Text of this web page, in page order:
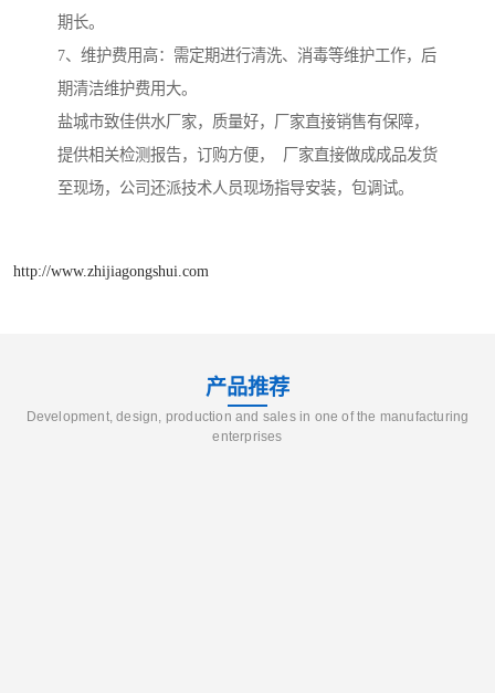
期长。
7、维护费用高：需定期进行清洗、消毒等维护工作，后
期清洁维护费用大。
盐城市致佳供水厂家，质量好，厂家直接销售有保障，
提供相关检测报告，订购方便， 厂家直接做成成品发货
至现场，公司还派技术人员现场指导安装，包调试。
http://www.zhijiagongshui.com
产品推荐
Development, design, production and sales in one of the manufacturing
enterprises